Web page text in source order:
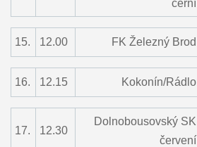
černí
15. 12.00 FK Železný Brod
16. 12.15 Kokonín/Rádlo
17. 12.30
Dolnobousovský SK
červení